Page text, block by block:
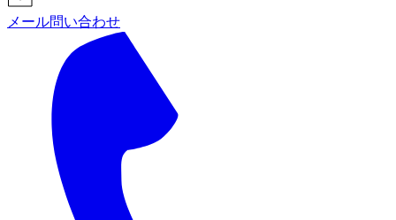
メール問い合わせ